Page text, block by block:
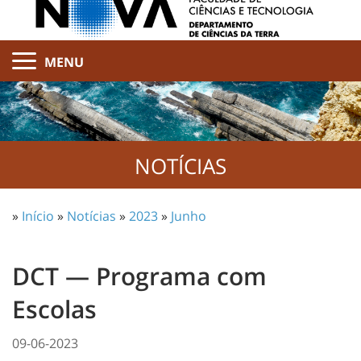
MENU
NOTÍCIAS
» Início » Notícias »2023» Junho
DCT — Programa com
Escolas
09-06-2023